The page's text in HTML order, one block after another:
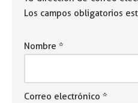
Los campos obligatorios
Nombre *
Correo electrónico *